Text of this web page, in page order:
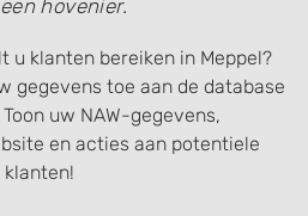
hovenier.
u klanten bereiken in Meppel?
gegevens toe aan de database
uw NAW-gegevens,
en acties aan potentiele
klanten!